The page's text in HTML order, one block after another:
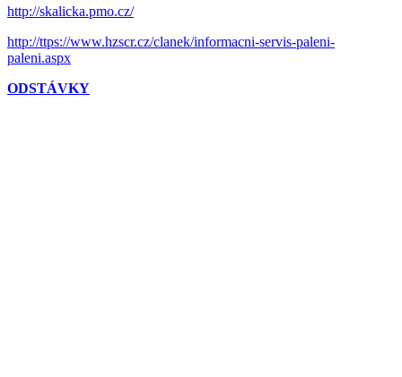
http://skalicka.pmo.cz/
http://ttps://www.hzscr.cz/clanek/informacni-servis-paleni-
paleni.aspx
ODSTÁVKY